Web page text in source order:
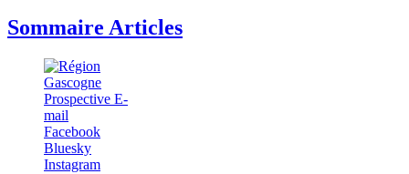
Sommaire Articles